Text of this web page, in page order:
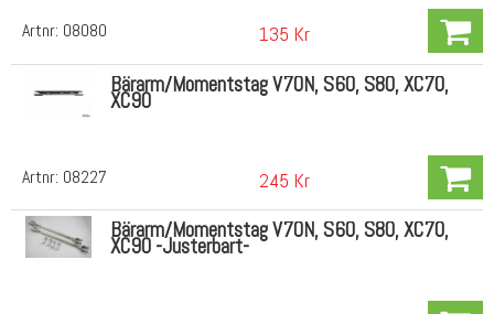
Artnr: 08080 135 Kr
Artnr: 08227
Bärarm/Momentstag V70N, S60, S80, XC70,
XC90
245 Kr
Bärarm/Momentstag V70N, S60, S80, XC70,
XC90 -Justerbart-